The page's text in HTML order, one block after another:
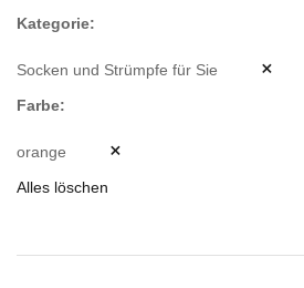
Kategorie
Socken und Strümpfe für Sie
Farbe
orange
Alles löschen